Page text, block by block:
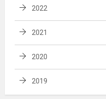
2022
2021
2020
2019